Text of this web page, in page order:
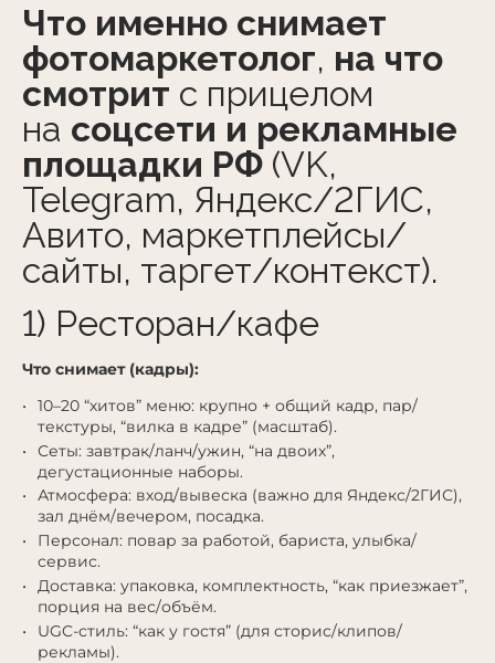
Что именно снимает
фотомаркетолог, на что
смотрит с прицелом
на соцсети и рекламные
площадки РФ (VK,
Telegram, Яндекс/2ГИС,
Авито, маркетплейсы/
сайты, таргет/контекст).
1) Ресторан/кафе
Что снимает (кадры):
10–20 “хитов” меню: крупно + общий кадр, пар/
текстуры, “вилка в кадре” (масштаб).
Сеты: завтрак/ланч/ужин, “на двоих”,
дегустационные наборы.
Атмосфера: вход/вывеска (важно для Яндекс/2ГИС),
зал днём/вечером, посадка.
Персонал: повар за работой, бариста, улыбка/
сервис.
Доставка: упаковка, комплектность, “как приезжает”,
порция на вес/объём.
UGC-стиль: “как у гостя” (для сторис/клипов/
рекламы).